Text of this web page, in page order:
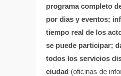
programa completo
por dias y eventos;
tiempo real de los
se puede participar;
todos los servicios
ciudad (oficinas de